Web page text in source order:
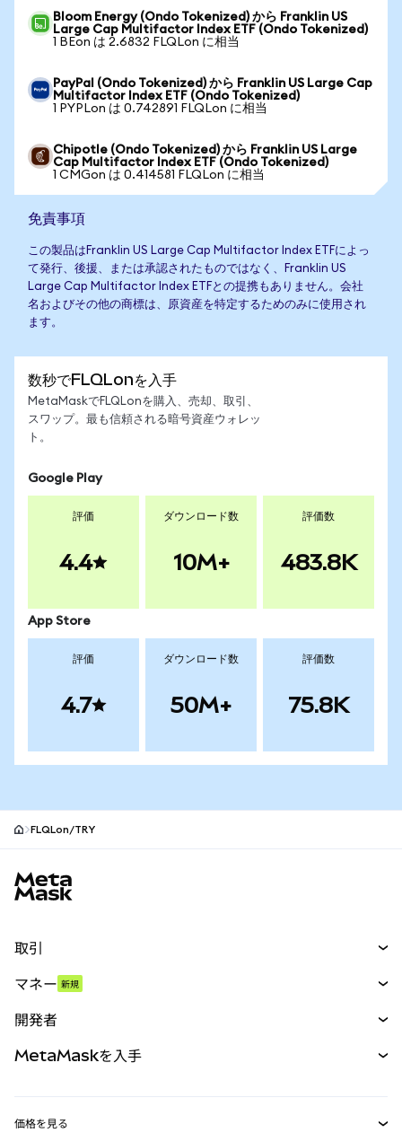
Bloom Energy (Ondo Tokenized) から Franklin US
Large Cap Multifactor Index ETF (Ondo Tokenized)
1 BEon は 2.6832 FLQLon に相当
PayPal (Ondo Tokenized) から Franklin US Large Cap
Multifactor Index ETF (Ondo Tokenized)
1 PYPLon は 0.742891 FLQLon に相当
Chipotle (Ondo Tokenized) から Franklin US Large
Cap Multifactor Index ETF (Ondo Tokenized)
1 CMGon は 0.414581 FLQLon に相当
免責事項
この製品はFranklin US Large Cap Multifactor Index ETFによっ
て発行、後援、または承認されたものではなく、Franklin US
Large Cap Multifactor Index ETFとの提携もありません。会社
名およびその他の商標は、原資産を特定するためのみに使用され
ます。
数秒でFLQLonを入手
MetaMaskでFLQLonを購入、売却、取引、
スワップ。最も信頼される暗号資産ウォレッ
ト。
Google Play
評価
4.4
ダウンロード数
10M+
評価数
483.8K
App Store
評価
4.7
ダウンロード数
50M+
評価数
75.8K
FLQLon/TRY
取引
パーペチュアル
RWA
マネー 新規
開発者
MetaMaskを入手
価格を見る